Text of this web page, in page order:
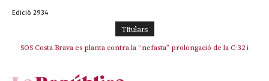
Edició 2934
TItulars
SOS Costa Brava es planta contra la “nefasta” prolongació de la C-32 i